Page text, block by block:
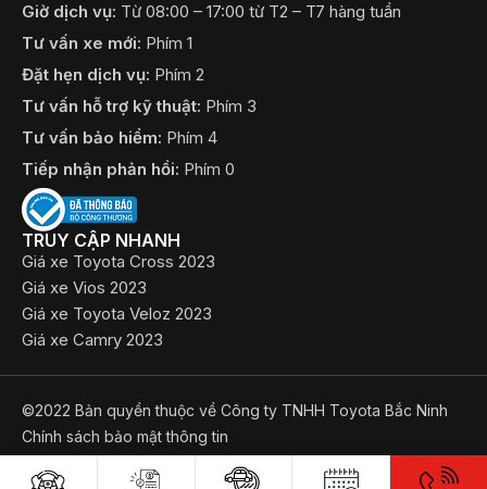
Giờ dịch vụ: Từ 08:00 – 17:00 từ T2 – T7 hàng tuần
Tư vấn xe mới: Phím 1
Đặt hẹn dịch vụ: Phím 2
Tư vấn hỗ trợ kỹ thuật: Phím 3
Tư vấn bảo hiểm: Phím 4
Tiếp nhận phản hồi: Phím 0
TRUY CẬP NHANH
Giá xe Toyota Cross 2023
Giá xe Vios 2023
Giá xe Toyota Veloz 2023
Giá xe Camry 2023
©2022 Bản quyền thuộc về Công ty TNHH Toyota Bắc Ninh
​Chính sách bảo mật thông tin
LÁI THỬ BÁO GIÁ ĐỊNH GIÁ ĐẶT HẸN GỌI NGAY